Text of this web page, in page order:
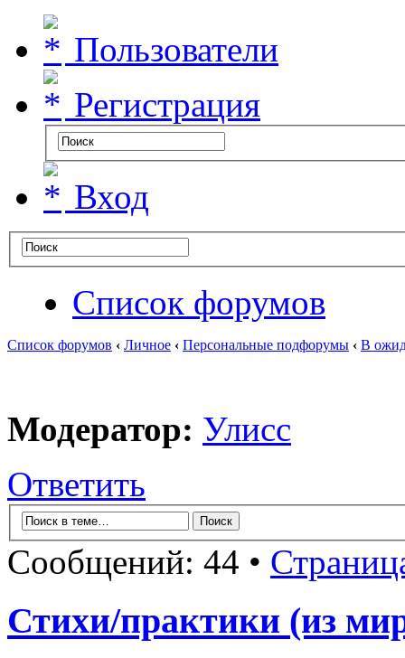
Пользователи
Регистрация
Вход
Список форумов
Список форумов ‹ Личное ‹ Персональные подфорумы ‹ В
Модератор: Улисс
Ответить
Сообщений: 44 •
Стихи/практики (из